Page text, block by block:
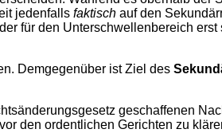
jedenfalls faktisch auf den
für den Unterschwellenbereich
Demgegenüber ist Ziel des
geschaffenen
den ordentlichen Gerichten zu